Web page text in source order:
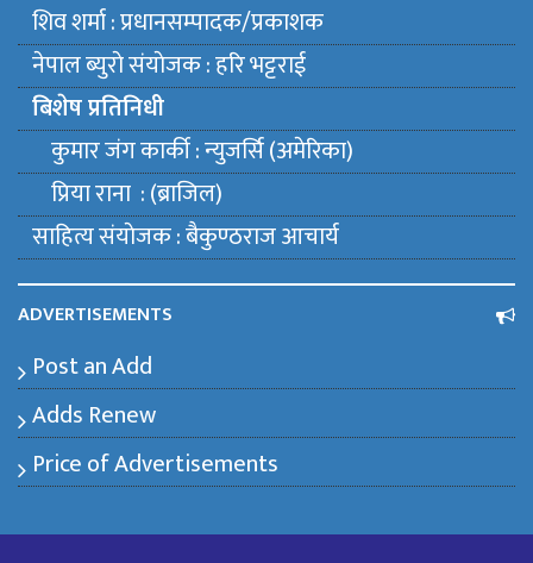
शिव शर्मा : प्रधानसम्पादक/प्रकाशक
नेपाल ब्युराे संयाेजक : हरि भट्टराई
बिशेष प्रतिनिधी
कुमार जंग कार्की : न्युजर्सि (अमेरिका)
प्रिया राना : (ब्राजिल)
साहित्य संयाेजक : बैकुण्ठराज आचार्य
ADVERTISEMENTS
Post an Add
Adds Renew
Price of Advertisements